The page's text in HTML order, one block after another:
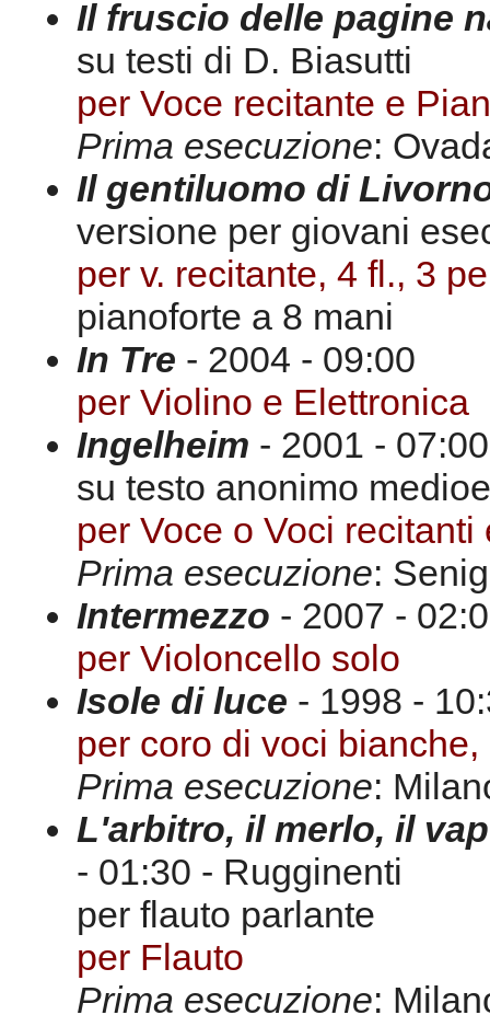
Il fruscio delle pagine
su testi di D. Biasutti
per Voce recitante e
Prima esecuzione:
Il gentiluomo di
versione per giovani
per v. recitante, 4 fl., 3
pianoforte a 8 mani
In Tre - 2004 - 09:00
per Violino e Elettronica
Ingelheim - 2001 - 07:00
su testo anonimo
per Voce o Voci recitanti
Prima esecuzione:
Intermezzo - 2007 -
per Violoncello solo
Isole di luce - 1998 -
per coro di voci
Prima esecuzione:
L'arbitro, il merlo, il
- 01:30 - Rugginenti
per flauto parlante
per Flauto
Prima esecuzione: